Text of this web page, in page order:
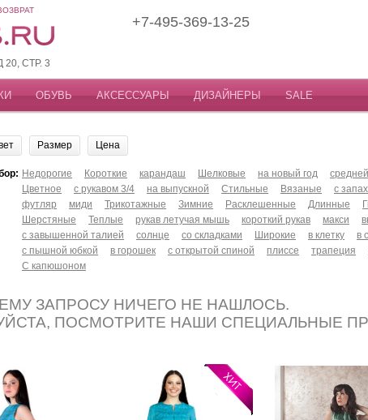
СТР. 3
+7-495-369-13-25
ОБУВЬ АКСЕССУАРЫ ДИЗАЙНЕРЫ SALE
Размер Цена
Недорогие Короткие карандаш Шелковые на новый год
Цветное
с рукавом 3/4 на выпускной Стильные Вязаные с
футляр
миди Трикотажные Зимние Расклешенные Длинные
Шерстяные
Теплые рукав летучая мышь короткий рукав макси
с завышенной талией
солнце со складками Широкие в клетку в
с пышной юбкой
в горошек с открытой спиной плиссе трапеция
С капюшоном
ЗАПРОСУ НИЧЕГО НЕ НАШЛОСЬ.
ПОСМОТРИТЕ НАШИ СПЕЦИАЛЬНЫЕ